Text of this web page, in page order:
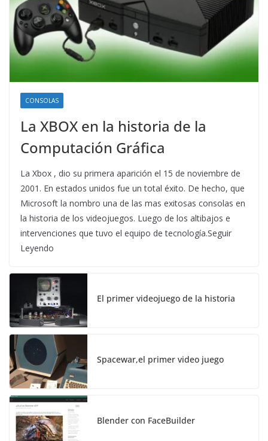
CONSOLAS
La XBOX en la historia de la
Computación Gráfica
La Xbox , dio su primera aparición el 15 de noviembre de
2001. En estados unidos fue un total éxito. De hecho, que
Microsoft la nombro una de las mas exitosas consolas en
la historia de los videojuegos. Luego de los altibajos e
intervenciones que tuvo el equipo de tecnología.Seguir
Leyendo
El primer videojuego de la historia
Spacewar,el primer video juego
Blender con FaceBuilder